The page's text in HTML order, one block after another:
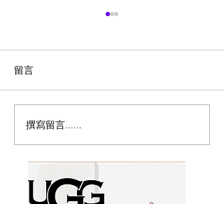
历史新低！Samsonite 新
秀丽 Winfield 2 全PC
20+28寸 黑色拉杆行李箱2
件套1.7折
留言
撰寫留言......